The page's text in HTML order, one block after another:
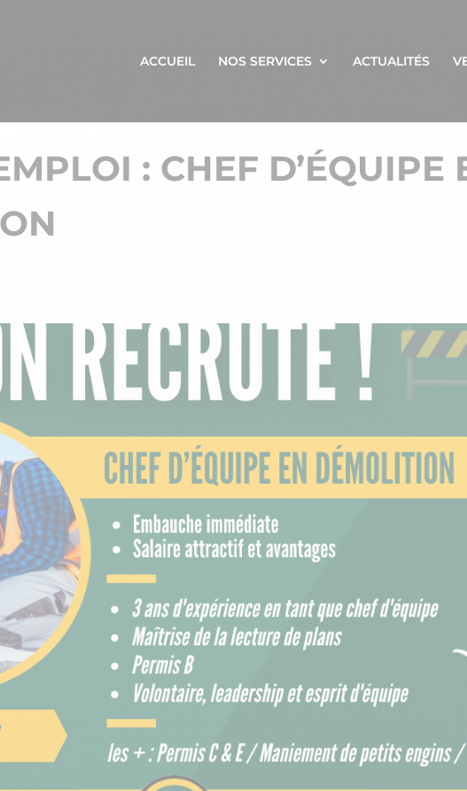
ACCUEIL NOS SERVICES ACTUALITÉS
: CHEF D’ÉQUIPE